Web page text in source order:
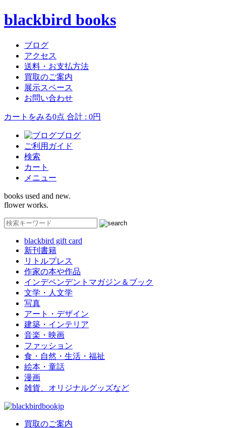
blackbird books
ブログ
アクセス
送料・お支払方法
買取のご案内
展示スペース
お問い合わせ
カートをみる0点 合計 : 0円
ブログ
ご利用ガイド
検索
カート
メニュー
books used and new.
flower works.
blackbird gift card
新刊書籍
リトルプレス
作家の本や作品
インデペンデントマガジン＆ブック
文学・人文学
写真
アート・デザイン
建築・インテリア
音楽・映画
ファッション
食・自然・生活・福祉
絵本・童話
漫画
雑貨、オリジナルグッズなど
買取のご案内